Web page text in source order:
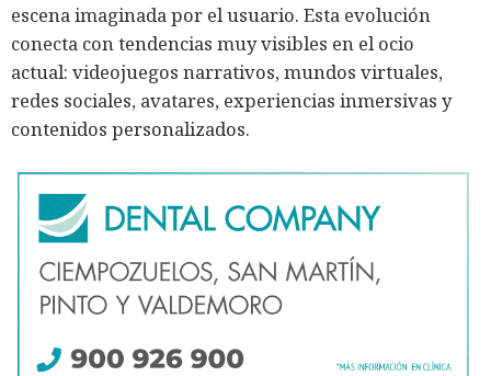
escena imaginada por el usuario. Esta evolución
conecta con tendencias muy visibles en el ocio
actual: videojuegos narrativos, mundos virtuales,
redes sociales, avatares, experiencias inmersivas y
contenidos personalizados.